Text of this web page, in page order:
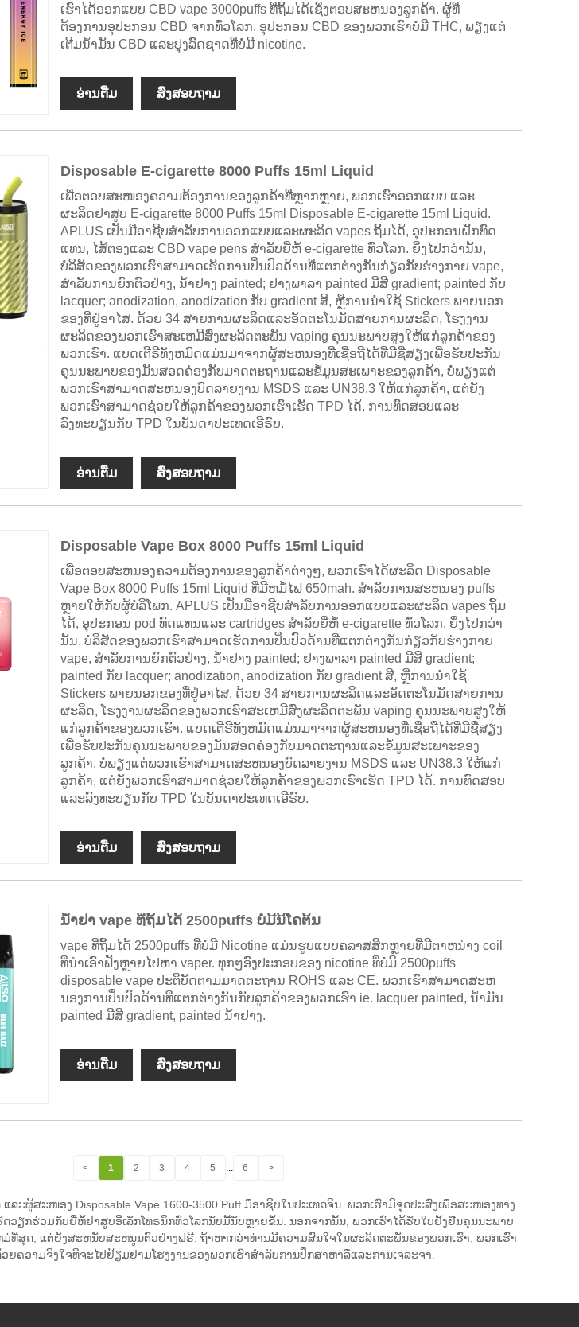
ເຮົາໄດ້ອອກແບບ CBD vape 3000puffs ທີ່ຖິ້ມໄດ້ເຊິ່ງຕອບສະຫນອງລູກຄ້າ. ຜູ້ທີ່
ຕ້ອງການອຸປະກອນ CBD ຈາກທົ່ວໂລກ. ອຸປະກອນ CBD ຂອງພວກເຮົາບໍ່ມີ THC, ພຽງແຕ່
ເຕີມນ້ໍາມັນ CBD ແລະປຸງລົດຊາດທີ່ບໍ່ມີ nicotine.
ອ່ານ​ຕື່ມ ສົ່ງສອບຖາມ
Disposable E-cigarette 8000 Puffs 15ml Liquid
ເພື່ອຕອບສະໜອງຄວາມຕ້ອງການຂອງລູກຄ້າທີ່ຫຼາກຫຼາຍ, ພວກເຮົາອອກແບບ ແລະ
ຜະລິດຢາສູບ E-cigarette 8000 Puffs 15ml Disposable E-cigarette 15ml Liquid.
APLUS ເປັນມືອາຊີບສໍາລັບການອອກແບບແລະຜະລິດ vapes ຖິ້ມໄດ້, ອຸປະກອນຝັກທົດ
ແທນ, ໄສ້ຕອງແລະ CBD vape pens ສໍາລັບຍີ່ຫໍ້ e-cigarette ທົ່ວໂລກ. ຍິ່ງໄປກວ່ານັ້ນ,
ບໍລິສັດຂອງພວກເຮົາສາມາດເຮັດການປິ່ນປົວດ້ານທີ່ແຕກຕ່າງກັນກ່ຽວກັບຮ່າງກາຍ vape,
ສໍາລັບການຍົກຕົວຢ່າງ, ນ້ໍາຢາງ painted; ຢາງພາລາ painted ມີສີ gradient; painted ກັບ
lacquer; anodization, anodization ກັບ gradient ສີ, ຫຼືການນໍາໃຊ້ Stickers ພາຍນອກ
ຂອງທີ່ຢູ່ອາໄສ. ດ້ວຍ 34 ສາຍການຜະລິດແລະອັດຕະໂນມັດສາຍການຜະລິດ, ໂຮງງານ
ຜະລິດຂອງພວກເຮົາສະເຫມີສົ່ງຜະລິດຕະພັນ vaping ຄຸນນະພາບສູງໃຫ້ແກ່ລູກຄ້າຂອງ
ພວກເຮົາ. ແບດເຕີຣີທັງຫມົດແມ່ນມາຈາກຜູ້ສະຫນອງທີ່ເຊື່ອຖືໄດ້ທີ່ມີຊື່ສຽງເພື່ອຮັບປະກັນ
ຄຸນນະພາບຂອງມັນສອດຄ່ອງກັບມາດຕະຖານແລະຂໍ້ມູນສະເພາະຂອງລູກຄ້າ, ບໍ່ພຽງແຕ່
ພວກເຮົາສາມາດສະຫນອງບົດລາຍງານ MSDS ແລະ UN38.3 ໃຫ້ແກ່ລູກຄ້າ, ແຕ່ຍັງ
ພວກເຮົາສາມາດຊ່ວຍໃຫ້ລູກຄ້າຂອງພວກເຮົາເຮັດ TPD ໄດ້. ການທົດສອບແລະ
ລົງທະບຽນກັບ TPD ໃນບັນດາປະເທດເອີຣົບ.
ອ່ານ​ຕື່ມ ສົ່ງສອບຖາມ
Disposable Vape Box 8000 Puffs 15ml Liquid
ເພື່ອຕອບສະຫນອງຄວາມຕ້ອງການຂອງລູກຄ້າຕ່າງໆ, ພວກເຮົາໄດ້ຜະລິດ Disposable
Vape Box 8000 Puffs 15ml Liquid ທີ່ມີຫມໍ້ໄຟ 650mah. ສໍາລັບການສະຫນອງ puffs
ຫຼາຍໃຫ້ກັບຜູ້ບໍລິໂພກ. APLUS ເປັນມືອາຊີບສໍາລັບການອອກແບບແລະຜະລິດ vapes ຖິ້ມ
ໄດ້, ອຸປະກອນ pod ທົດແທນແລະ cartridges ສໍາລັບຍີ່ຫໍ້ e-cigarette ທົ່ວໂລກ. ຍິ່ງໄປກວ່າ
ນັ້ນ, ບໍລິສັດຂອງພວກເຮົາສາມາດເຮັດການປິ່ນປົວດ້ານທີ່ແຕກຕ່າງກັນກ່ຽວກັບຮ່າງກາຍ
vape, ສໍາລັບການຍົກຕົວຢ່າງ, ນ້ໍາຢາງ painted; ຢາງພາລາ painted ມີສີ gradient;
painted ກັບ lacquer; anodization, anodization ກັບ gradient ສີ, ຫຼືການນໍາໃຊ້
Stickers ພາຍນອກຂອງທີ່ຢູ່ອາໄສ. ດ້ວຍ 34 ສາຍການຜະລິດແລະອັດຕະໂນມັດສາຍການ
ຜະລິດ, ໂຮງງານຜະລິດຂອງພວກເຮົາສະເຫມີສົ່ງຜະລິດຕະພັນ vaping ຄຸນນະພາບສູງໃຫ້
ແກ່ລູກຄ້າຂອງພວກເຮົາ. ແບດເຕີຣີທັງຫມົດແມ່ນມາຈາກຜູ້ສະຫນອງທີ່ເຊື່ອຖືໄດ້ທີ່ມີຊື່ສຽງ
ເພື່ອຮັບປະກັນຄຸນນະພາບຂອງມັນສອດຄ່ອງກັບມາດຕະຖານແລະຂໍ້ມູນສະເພາະຂອງ
ລູກຄ້າ, ບໍ່ພຽງແຕ່ພວກເຮົາສາມາດສະຫນອງບົດລາຍງານ MSDS ແລະ UN38.3 ໃຫ້ແກ່
ລູກຄ້າ, ແຕ່ຍັງພວກເຮົາສາມາດຊ່ວຍໃຫ້ລູກຄ້າຂອງພວກເຮົາເຮັດ TPD ໄດ້. ການທົດສອບ
ແລະລົງທະບຽນກັບ TPD ໃນບັນດາປະເທດເອີຣົບ.
ອ່ານ​ຕື່ມ ສົ່ງສອບຖາມ
ນໍ້າຢາ vape ທີ່ຖິ້ມໄດ້ 2500puffs ບໍ່ມີນິໂຄຕິນ
vape ທີ່ຖິ້ມໄດ້ 2500puffs ທີ່ບໍ່ມີ Nicotine ແມ່ນຮູບແບບຄລາສສິກຫຼາຍທີ່ມີຕາຫນ່າງ coil
ທີ່ນໍາເອົາຟັງຫຼາຍໄປຫາ vaper. ທຸກໆອົງປະກອບຂອງ nicotine ທີ່ບໍ່ມີ 2500puffs
disposable vape ປະຕິບັດຕາມມາດຕະຖານ ROHS ແລະ CE. ພວກເຮົາສາມາດສະຫ
ນອງການປິ່ນປົວດ້ານທີ່ແຕກຕ່າງກັນກັບລູກຄ້າຂອງພວກເຮົາ ie. lacquer painted, ນ້ໍາມັນ
painted ມີສີ gradient, painted ນ້ໍາຢາງ.
ອ່ານ​ຕື່ມ ສົ່ງສອບຖາມ
< 1 2 3 4 5 ... 6 >
ລະຜູ້ສະໜອງ Disposable Vape 1600-3500 Puff ມືອາຊີບໃນປະເທດຈີນ. ພວກເຮົາມີຈຸດປະສົງເພື່ອສະໜອງທາງ
ວຽກຮ່ວມກັບຍີ່ຫໍ້ຢາສູບອີເລັກໂທຣນິກທົ່ວໂລກນັບມື້ນັບຫຼາຍຂຶ້ນ. ນອກຈາກນັ້ນ, ພວກເຮົາໄດ້ຮັບໃບຢັ້ງຢືນຄຸນນະພາບ
ມ່ທີ່ສຸດ, ແຕ່ຍັງສະຫນັບສະຫນູນຕົວຢ່າງຟຣີ. ຖ້າຫາກວ່າທ່ານມີຄວາມສົນໃຈໃນຜະລິດຕະພັນຂອງພວກເຮົາ, ພວກເຮົາ
ວາມຈິງໃຈທີ່ຈະໄປຢ້ຽມຢາມໂຮງງານຂອງພວກເຮົາສໍາລັບການປຶກສາຫາລືແລະການເຈລະຈາ.